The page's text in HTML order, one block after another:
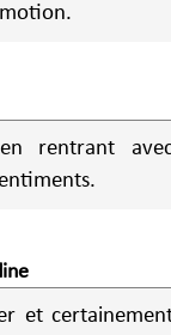
rentrant
et